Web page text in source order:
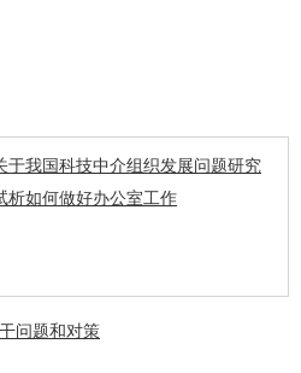
于我国科技中介组织发展问题研究
析如何做好办公室工作
问题和对策